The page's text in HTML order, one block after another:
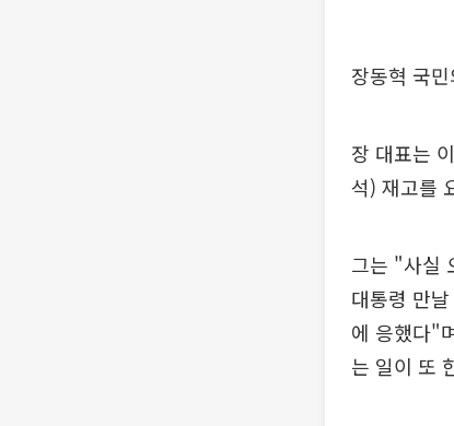
장동혁 국
장 대표는
석) 재고를
그는 "사실
대통령 만
에 응했다"
는 일이 또